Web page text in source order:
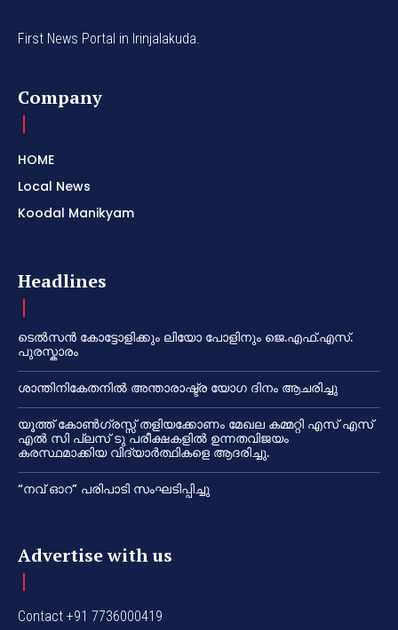
First News Portal in Irinjalakuda.
Company
HOME
Local News
Koodal Manikyam
Headlines
ടെൽസൻ കോട്ടോളിക്കും ലിയോ പോളിനും ജെ.എഫ്.എസ്.
പുരസ്കാരം
ശാന്തിനികേതനിൽ അന്താരാഷ്ട്ര യോഗ ദിനം ആചരിച്ചു
യൂത്ത് കോൺഗ്രസ്സ് തളിയക്കോണം മേഖല കമ്മറ്റി എസ് എസ്
എൽ സി പ്ലസ് ടു പരീക്ഷകളിൽ ഉന്നതവിജയം
കരസ്ഥമാക്കിയ വിദ്യാർത്ഥികളെ ആദരിച്ചു.
“നവ് ഓറ” പരിപാടി സംഘടിപ്പിച്ചു
Advertise with us
Contact +91 7736000419